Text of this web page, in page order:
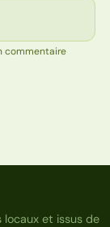
commentaire
et issus de